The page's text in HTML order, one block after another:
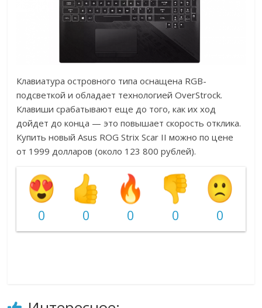
Клавиатура островного типа оснащена RGB-
подсветкой и обладает технологией OverStrock.
Клавиши срабатывают еще до того, как их ход
дойдет до конца — это повышает скорость отклика.
Купить новый Asus ROG Strix Scar II можно по цене
от 1999 долларов (около 123 800 рублей).
0 0 0 0 0